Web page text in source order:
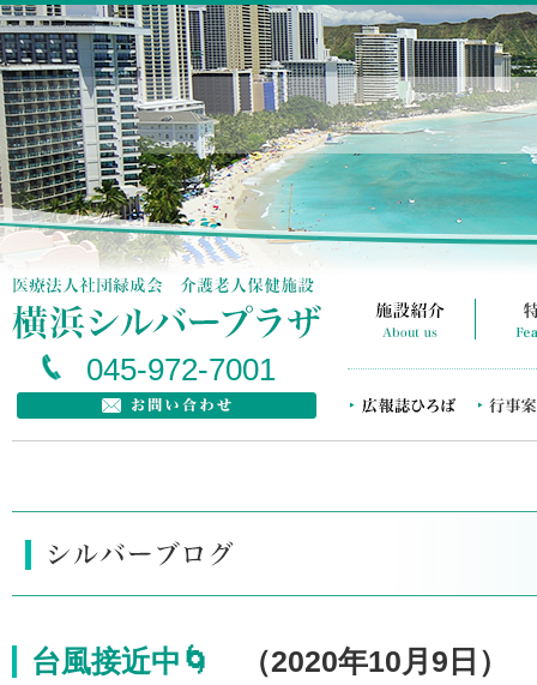
045-972-7001
台風接近中🌀 （2020年10月9日）